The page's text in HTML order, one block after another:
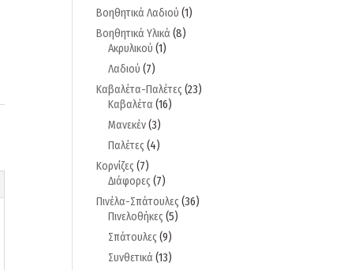
Βοηθητικά Λαδιού (1)
Βοηθητικά Υλικά (8)
Ακρυλικού (1)
Λαδιού (7)
Καβαλέτα-Παλέτες (23)
Καβαλέτα (16)
Μανεκέν(3)
Παλέτες (4)
Κορνίζες (7)
Διάφορες (7)
Πινέλα-Σπάτουλες (36)
Πινελοθήκες (5)
Σπάτουλες (9)
Συνθετικά (13)